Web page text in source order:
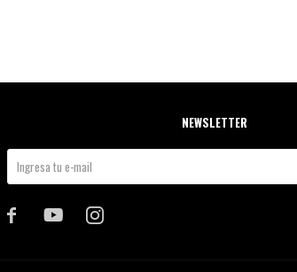
NEWSLETTER
  